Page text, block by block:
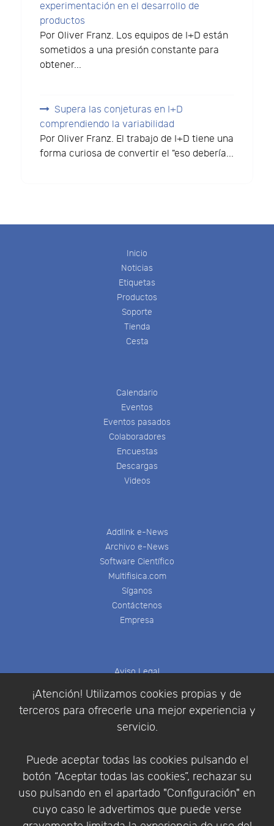
¡Atención! Utilizamos cookies propias y de
terceros para ofrecerle una mejor experiencia y
servicio.
Puede aceptar todas las cookies pulsando el
botón “Aceptar todas las cookies”, rechazar su
uso pulsando en el apartado "Configuración" en
cuyo caso le advertimos que puede verse
experimentación en el desarrollo de
productos
Por Oliver Franz. Los equipos de I+D están
sometidos a una presión constante para
obtener...
Supera las conjeturas en I+D
comprendiendo la variabilidad
Por Oliver Franz. El trabajo de I+D tiene una
forma curiosa de convertir el "eso debería...
Inicio
Noticias
Etiquetas
Productos
Soporte
Tienda
Cesta
Calendario
Eventos
Eventos pasados
Colaboradores
Encuestas
Descargas
Videos
Addlink e-News
Archivo e-News
Software Científico
Multifisica.com
Síganos
Contáctenos
Empresa
Aviso Legal
Política de Privacidad
Condiciones de compra
Identificarse